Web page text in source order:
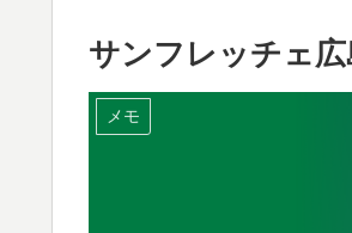
サンフレッチェ
メモ